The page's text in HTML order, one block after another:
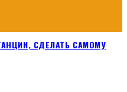
СДЕЛАТЬ САМОМУ